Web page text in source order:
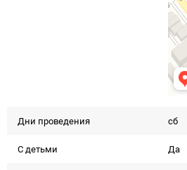
Дни проведения сб
С детьми Да